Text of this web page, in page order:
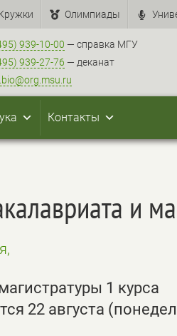
Олимпиады
939-10-00 — справка МГУ
939-27-76 — деканат
Контакты
и
1 курса
22 августа